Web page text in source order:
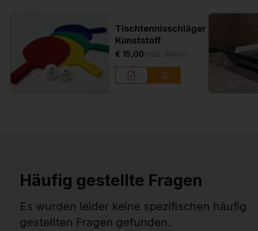
Tischtennisschläger
Kunststoff
€ 15,00
Häufig gestellte Fragen
Es wurden leider keine spezifischen häufig
gestellten Fragen gefunden.